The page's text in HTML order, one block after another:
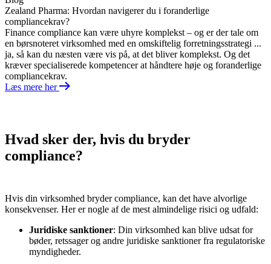
Zealand Pharma: Hvordan navigerer du i foranderlige
compliancekrav?
Finance compliance kan være uhyre komplekst – og er der tale om
en børsnoteret virksomhed med en omskiftelig forretningsstrategi ...
ja, så kan du næsten være vis på, at det bliver komplekst. Og det
kræver specialiserede kompetencer at håndtere høje og foranderlige
compliancekrav.
Læs mere her
Hvad sker der, hvis du bryder
compliance?
Hvis din virksomhed bryder compliance, kan det have alvorlige
konsekvenser. Her er nogle af de mest almindelige risici og udfald:
Juridiske sanktioner: Din virksomhed kan blive udsat for
bøder, retssager og andre juridiske sanktioner fra regulatoriske
myndigheder.